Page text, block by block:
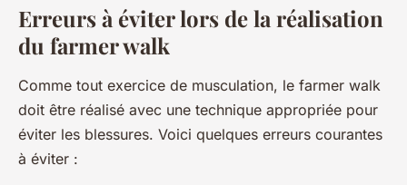
Erreurs à éviter lors de la réalisation
du farmer walk
Comme tout exercice de musculation, le farmer walk
doit être réalisé avec une technique appropriée pour
éviter les blessures. Voici quelques erreurs courantes
à éviter :